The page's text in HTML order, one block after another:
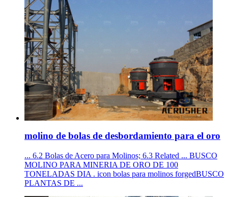
molino de bolas de desbordamiento para el oro
... 6.2 Bolas de Acero para Molinos; 6.3 Related ... BUSCO
MOLINO PARA MINERIA DE ORO DE 100
TONELADAS DIA . icon bolas para molinos forgedBUSCO
PLANTAS DE ...